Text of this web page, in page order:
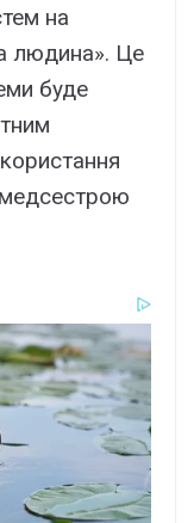
на
людина». Це
буде
медсестрою